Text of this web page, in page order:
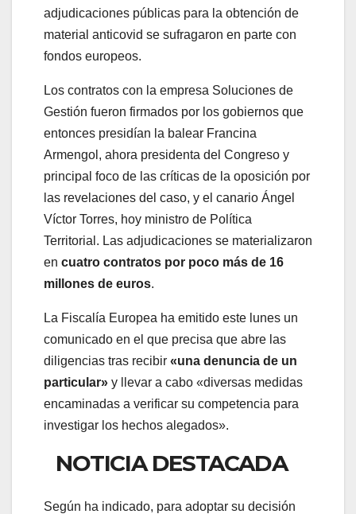
adjudicaciones públicas para la obtención de
material anticovid se sufragaron en parte con
fondos europeos.
Los contratos con la empresa Soluciones de
Gestión fueron firmados por los gobiernos que
entonces presidían la balear Francina
Armengol, ahora presidenta del Congreso y
principal foco de las críticas de la oposición por
las revelaciones del caso, y el canario Ángel
Víctor Torres, hoy ministro de Política
Territorial. Las adjudicaciones se materializaron
en cuatro contratos por poco más de 16
millones de euros.
La Fiscalía Europea ha emitido este lunes un
comunicado en el que precisa que abre las
diligencias tras recibir «una denuncia de un
particular» y llevar a cabo «diversas medidas
encaminadas a verificar su competencia para
investigar los hechos alegados».
NOTICIA DESTACADA
Según ha indicado, para adoptar su decisión